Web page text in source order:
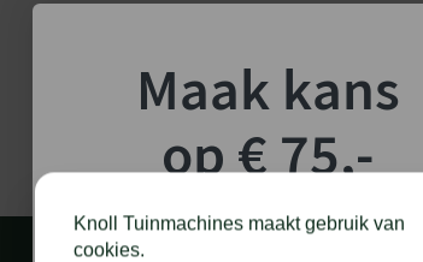
Knoll Tuinmachines maakt gebruik van
cookies.
Maak kans
op € 75,-
shoptegoed!